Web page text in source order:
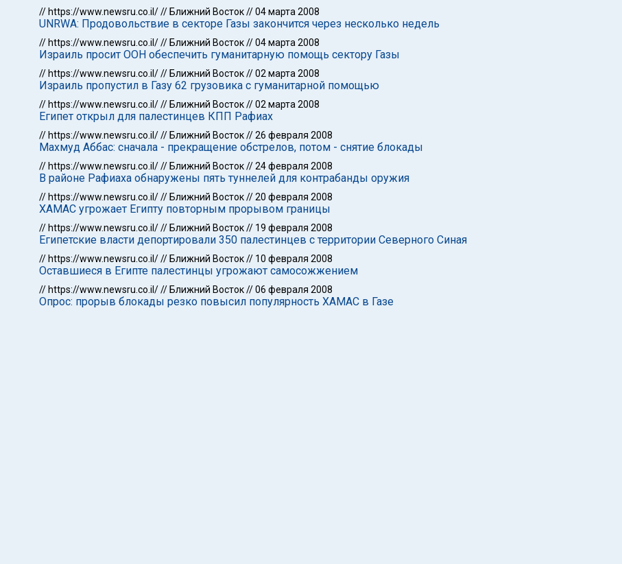
// https://www.newsru.co.il/// Ближний Восток//04 марта 2008
UNRWA: Продовольствие в секторе Газы закончится через несколько недель
// https://www.newsru.co.il/// Ближний Восток//04 марта 2008
Израиль просит ООН обеспечить гуманитарную помощь сектору Газы
// https://www.newsru.co.il/// Ближний Восток//02 марта 2008
Израиль пропустил в Газу 62 грузовика с гуманитарной помощью
// https://www.newsru.co.il/// Ближний Восток//02 марта 2008
Египет открыл для палестинцев КПП Рафиах
// https://www.newsru.co.il/// Ближний Восток//26 февраля 2008
Махмуд Аббас: сначала - прекращение обстрелов, потом - снятие блокады
// https://www.newsru.co.il/// Ближний Восток//24 февраля 2008
В районе Рафиаха обнаружены пять туннелей для контрабанды оружия
// https://www.newsru.co.il/// Ближний Восток//20 февраля 2008
ХАМАС угрожает Египту повторным прорывом границы
// https://www.newsru.co.il/// Ближний Восток// 19 февраля 2008
Египетские власти депортировали 350 палестинцев с территории Северного Синая
// https://www.newsru.co.il/// Ближний Восток// 10 февраля 2008
Оставшиеся в Египте палестинцы угрожают самосожжением
// https://www.newsru.co.il/// Ближний Восток//06 февраля 2008
Опрос: прорыв блокады резко повысил популярность ХАМАС в Газе